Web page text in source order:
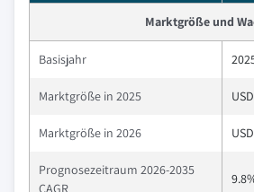
Marktgröße und
Basisjahr
Marktgröße in 2025
Marktgröße in 2026
Prognosezeitraum 2026-2035
CAGR